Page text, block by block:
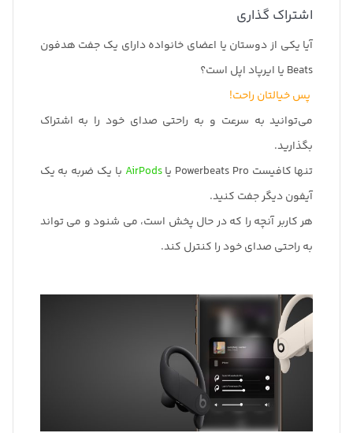
اشتراک گذاری
آیا یکی از دوستان یا اعضای خانواده دارای یک جفت هدفون
Beats یا ایرپاد اپل است؟
پس خیالتان راحت!
می‌توانید به سرعت و به راحتی صدای خود را به اشتراک
بگذارید.
تنها کافیست Powerbeats Pro یا
AirPods با یک ضربه به یک
آیفون دیگر جفت کنید.
هر کاربر آنچه را که در حال پخش است، می شنود و می تواند
به راحتی صدای خود را کنترل کند.